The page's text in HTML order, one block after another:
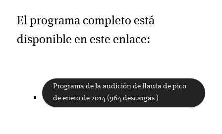
El programa completo está
disponible en este enlace:
Programa de la audición de flauta de pico
de enero de 2014 (964 descargas )